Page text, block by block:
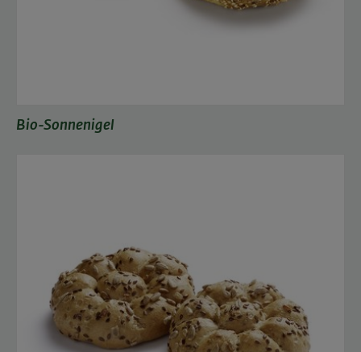
Bio-Sonnenigel